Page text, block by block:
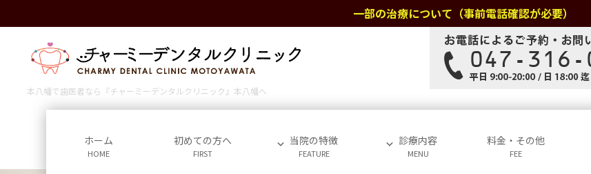
ン
ビ
一部の治療について（事前電話確認が必要）
本八幡で歯医者なら『チャーミーデンタルクリニック』本八幡へ
ホーム
HOME
初めての方へ
FIRST
当院の特徴
FEATURE
診療内容
MENU
料金・その他
FEE